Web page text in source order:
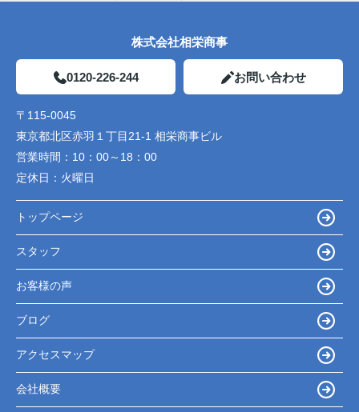
株式会社相栄商事
0120-226-244 お問い合わせ
〒115-0045
東京都北区赤羽１丁目21-1 相栄商事ビル
営業時間： 10：00～18：00
定休日： 火曜日
トップページ
スタッフ
お客様の声
ブログ
アクセスマップ
会社概要